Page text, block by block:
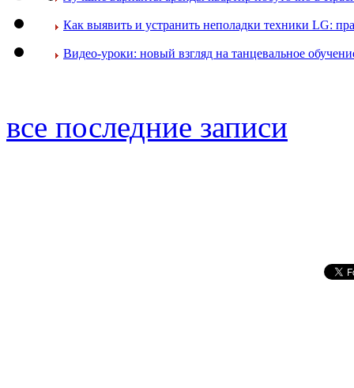
Как выявить и устранить неполадки техники LG:
Видео-уроки: новый взгляд на танцевальное
все последние записи